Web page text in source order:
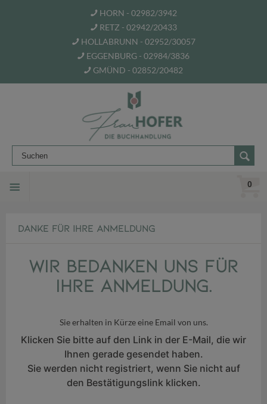
HORN - 02982/3942
RETZ - 02942/20433
HOLLABRUNN - 02952/30057
EGGENBURG - 02984/3836
GMÜND - 02852/20482
0
DANKE FÜR IHRE ANMELDUNG
Wir bedanken uns für
Ihre Anmeldung.
Sie erhalten in Kürze eine Email von uns.
Klicken Sie bitte auf den Link in der E-Mail, die wir
Ihnen gerade gesendet haben.
Sie werden nicht registriert, wenn Sie nicht auf
den Bestätigungslink klicken.